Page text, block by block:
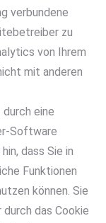
verbundene
zu
von Ihrem
mit anderen
eine
Software
dass Sie in
Funktionen
können. Sie
durch das Cookie